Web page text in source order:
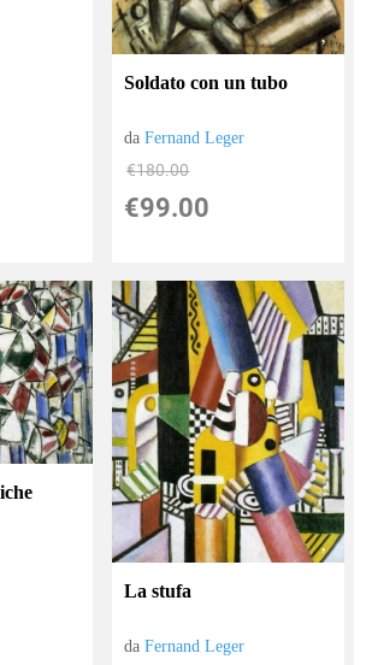
Soldato con un tubo
daFernand Leger
€180.00
€99.00
La stufa
daFernand Leger